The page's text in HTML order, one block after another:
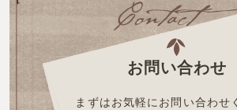
お問い合わせ
まずはお気軽にお問い合わせ